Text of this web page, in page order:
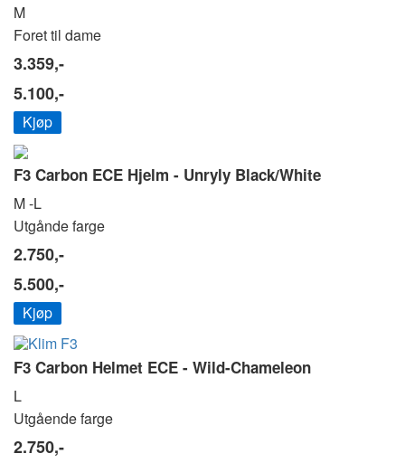
M
Foret til dame
3.359,-
5.100,-
Kjøp
F3 Carbon ECE Hjelm - Unryly Black/White
M -L
Utgånde farge
2.750,-
5.500,-
Kjøp
F3 Carbon Helmet ECE - Wild-Chameleon
L
Utgående farge
2.750,-